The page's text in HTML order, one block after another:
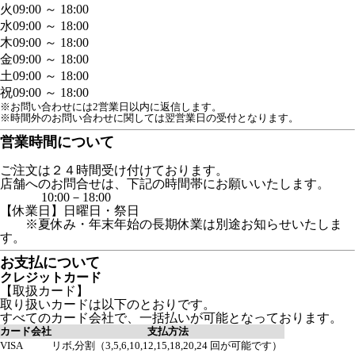
火09:00 ～ 18:00
水09:00 ～ 18:00
木09:00 ～ 18:00
金09:00 ～ 18:00
土09:00 ～ 18:00
祝09:00 ～ 18:00
※お問い合わせには2営業日以内に返信します。
※時間外のお問い合わせに関しては翌営業日の受付となります。
営業時間について
ご注文は２４時間受け付けております。
店舗へのお問合せは、下記の時間帯にお願いいたします。
10:00－18:00
【休業日】日曜日・祭日
※夏休み・年末年始の長期休業は別途お知らせいたしま
す。
お支払について
クレジットカード
【取扱カード】
取り扱いカードは以下のとおりです。
すべてのカード会社で、一括払いが可能となっております。
カード会社
支払方法
VISA
リボ,分割（3,5,6,10,12,15,18,20,24 回が可能です）